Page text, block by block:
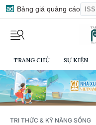
Bảng giá quảng cáo
TRANG CHỦ SỰ KIỆN
TRI THỨC & KỸ NĂNG SỐNG